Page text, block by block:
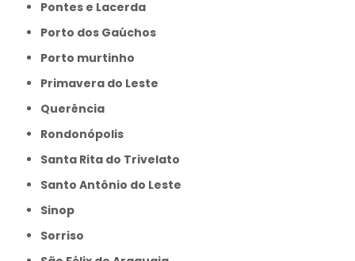
Pontes e Lacerda
Porto dos Gaúchos
Porto murtinho
Primavera do Leste
Querência
Rondonópolis
Santa Rita do Trivelato
Santo Antônio do Leste
Sinop
Sorriso